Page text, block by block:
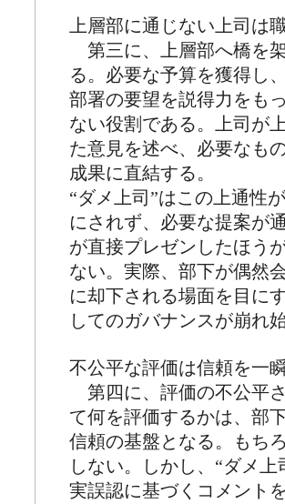
上層部に通じない上司は
第三に、上層部へ橋を
る。必要な予算を獲得し
部署の要望を説得力をも
ない役割である。上司が
た意見を述べ、必要なも
成果に直結する。
“ダメ上司”はこの上通性
にされず、必要な提案が
が直接プレゼンしたほう
ない。実際、部下が偶然
に却下される場面を目に
してのガバナンスが崩れ
不公平な評価は信頼を一
第四に、評価の不公平
て何を評価するかは、部
信頼の基盤となる。もち
しない。しかし、“ダメ
実誤認に基づくコメント